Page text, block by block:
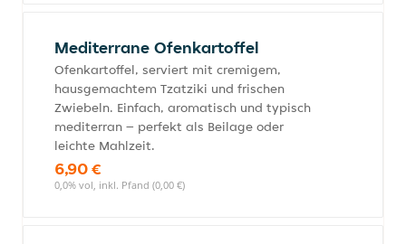
Mediterrane Ofenkartoffel
Ofenkartoffel, serviert mit cremigem,
hausgemachtem Tzatziki und frischen
Zwiebeln. Einfach, aromatisch und typisch
mediterran – perfekt als Beilage oder
leichte Mahlzeit.
6,90 €
0,0% vol, inkl. Pfand (0,00 €)